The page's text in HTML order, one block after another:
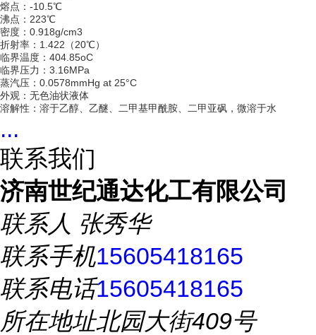
熔点：-10.5℃
沸点：223℃
密度：0.918g/cm3
折射率：1.422（20℃）
临界温度：404.85oC
临界压力：3.16MPa
蒸汽压：0.0578mmHg at 25°C
外观：无色油状液体
溶解性：溶于乙醇、乙醚、二甲基甲酰胺、二甲亚砜，微溶于水
...
联系我们
济南世纪通达化工有限公司
联系人 张秀华
联系手机15605418165
联系电话15605418165
所在地址北园大街409号